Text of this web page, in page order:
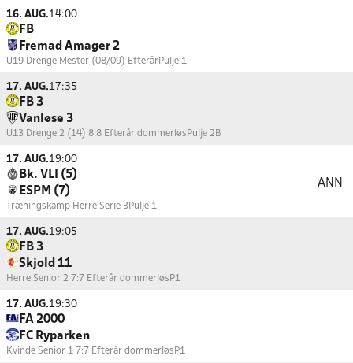
16. AUG.14:00
FB
Fremad Amager 2
U19 Drenge Mester (08/09) EfterårPulje 1
17. AUG.17:35
FB 3
Vanløse 3
U13 Drenge 2 (14) 8:8 Efterår dommerløs Pulje 2B
17. AUG.19:00
Bk. VLI (5)
ESPM (7)
ANN
Træningskamp Herre Serie 3Pulje 1
17. AUG.19:05
FB 3
Skjold 11
Herre Senior 2 7:7 Efterår dommerløs P1
17. AUG.19:30
FA 2000
FC Ryparken
Kvinde Senior 1 7:7 Efterår dommerløs P1